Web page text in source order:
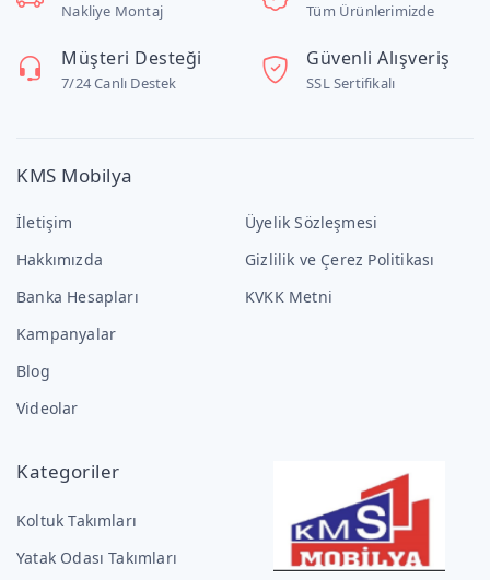
Nakliye Montaj Tüm Ürünlerimizde
Müşteri Desteği
7/24 Canlı Destek
Güvenli Alışveriş
SSL Sertifikalı
KMS Mobilya
İletişim
Hakkımızda
Banka Hesapları
Kampanyalar
Blog
Videolar
Üyelik Sözleşmesi
Gizlilik ve Çerez Politikası
KVKK Metni
Kategoriler
Koltuk Takımları
Yatak Odası Takımları